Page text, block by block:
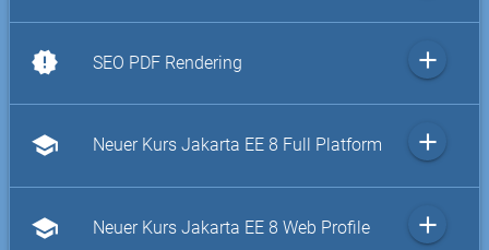
new_releases SEO PDF Rendering add
school Neuer Kurs Jakarta EE 8 Full Platform add
school Neuer Kurs Jakarta EE 8 Web Profile add